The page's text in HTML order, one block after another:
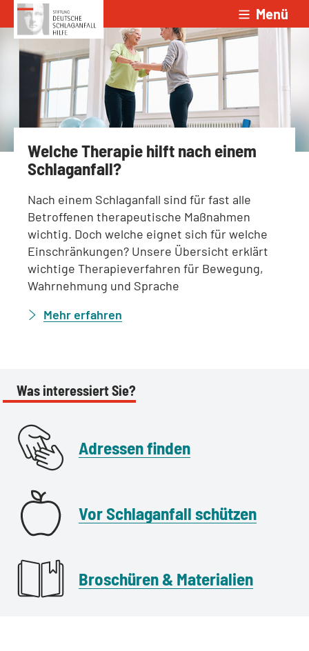
Zum Inhalt springen Menü
Welche Therapie hilft nach einem
Schlaganfall?
Nach einem Schlaganfall sind für fast alle
Betroffenen therapeutische Maßnahmen
wichtig. Doch welche eignet sich für welche
Einschränkungen? Unsere Übersicht erklärt
wichtige Therapieverfahren für Bewegung,
Wahrnehmung und Sprache
Mehr erfahren
Was interessiert Sie?
Adressen finden
Vor Schlaganfall schützen
Broschüren & Materialien